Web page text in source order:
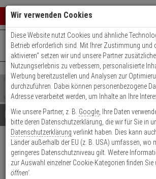
Warenkorb schließen
0 ARTIKEL IM
Ihr Warenkorb ist
Ergebnisse ()
Shop
durchsuchen
Bitte
geben
Sie
mindestens
Zeichen
ein,
um
Es
wurde
noch
Kategorien
Suche
gestartet
+49 (0)821 899 493-0Mo. - Do.: 8:00 - 16:30 |
Kontaktservice nutzen
Details Beratung
Jablotron AC-160/DIN
Funk-Relaismodul
Wir verwenden Cookies
Diese Website nutzt Cookies und ähnliche
Betrieb erforderlich sind. Mit Ihrer Zustimmung und
aktivieren“ setzen wir und unsere Partner
Nutzungserlebnis zu verbessern, personalisierte
Werbung bereitzustellen und Analysen zur
durchzuführen. Dabei können personenbezogene
Adresse verarbeitet werden, um Inhalte an Ihre
Wie unsere Partner, z. B. Google , Ihre Daten
bitte deren Datenschutzerklärung, die wir für Sie in
Datenschutzerklärung verlinkt haben. Dies kann
Länder außerhalb der EU (z. B. USA) umfassen, wo
geringeres Datenschutzniveau gilt. Weitere
zur Auswahl einzelner Cookie-Kategorien finden Sie
öffnen'.